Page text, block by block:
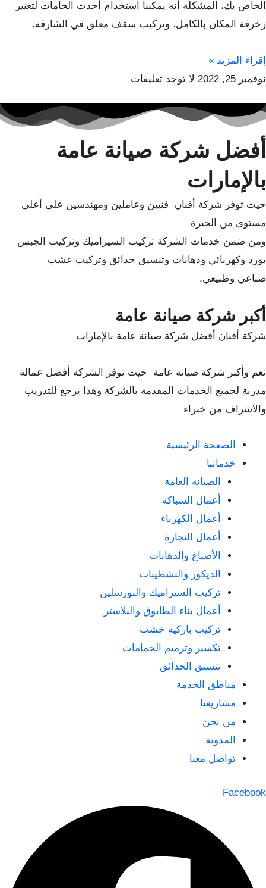
الخاص بك، المشكلة أنه يمكننا استخدام أحدث الخامات لتغيير
زخرفة المكان بالكامل، وتركيب سقف معلق في الشارقة،
إقراء المزيد »
نوفمبر 25, 2022
لا توجد تعليقات
أفضل شركة صيانة عامة
بالإمارات
حيث توفر شركة أفنان فنيين وعاملين ومهندسين على أعلى
مستوى من الخبرة
ومن ضمن خدمات الشركة تركيب السيراميك وتركيب الجبس
بورد وكهربائي ودهانات وتنسيق حدائق وتركيب عشب
صناعي وطبيعي.
أكبر شركة صيانة عامة
شركة أفنان أفضل شركة صيانة عامة بالإمارات
نعم وأكبر شركة صيانة عامة حيث توفر الشركة أفضل عمالة
مدربة لجميع الخدمات المقدمة بالشركة وهذا يرجع للتدريب
والاشراف من خبراء
الصفحة الرئيسية
خدماتنا
الصيانة العامة
أعمال السباكة
أعمال الكهرباء
أعمال النجارة
الأصباغ والدهانات
الديكور والتشطيبات
تركيب السيراميك والبورسلين
أعمال بناء الطابوق والبلاستر
تركيب باركيه خشب
تكسير وترميم الحمامات
تنسيق الحدائق
مناطق الخدمة
مشاريعنا
من نحن
المدونة
تواصل معنا
Facebook